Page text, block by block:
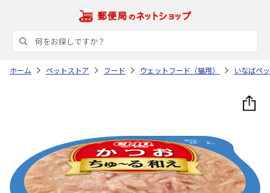
ホーム ペットストア フード ウェットフード（猫用） いなばペ